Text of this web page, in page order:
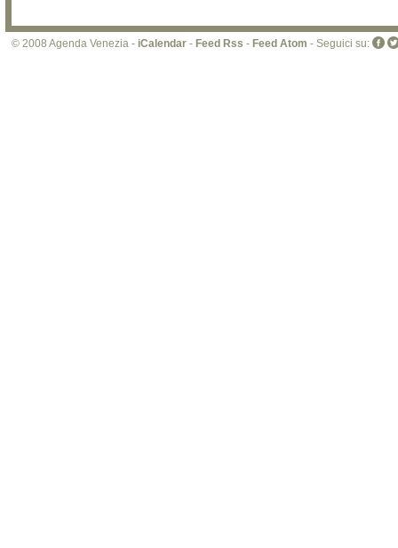
© 2008 Agenda Venezia - iCalendar - Feed Rss - Feed Atom - Seguici su: